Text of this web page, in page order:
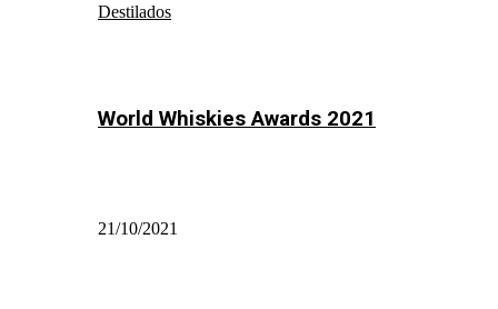
Destilados
World Whiskies Awards 2021
21/10/2021